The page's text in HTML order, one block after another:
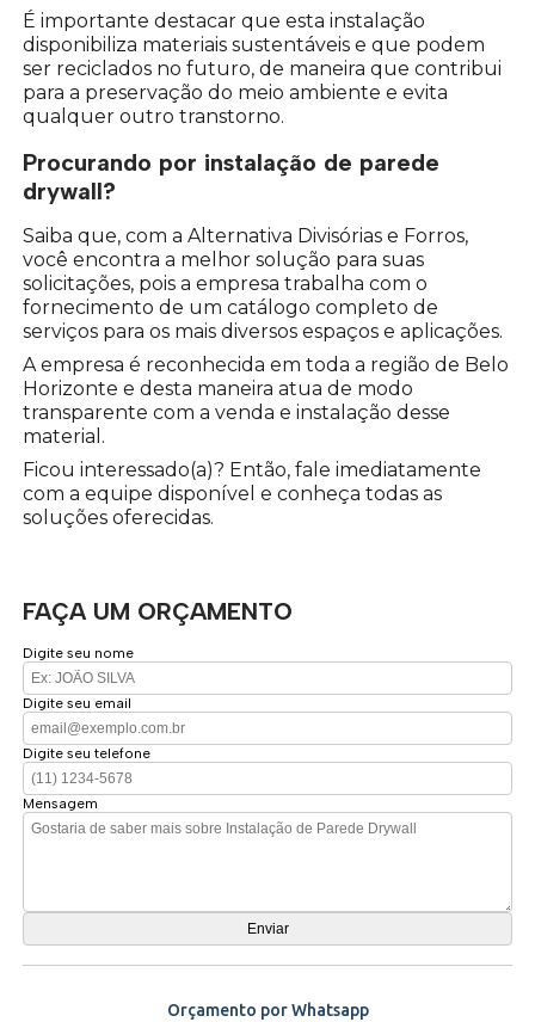
É importante destacar que esta instalação
disponibiliza materiais sustentáveis e que podem
ser reciclados no futuro, de maneira que contribui
para a preservação do meio ambiente e evita
qualquer outro transtorno.
Procurando por instalação de parede
drywall?
Saiba que, com a Alternativa Divisórias e Forros,
você encontra a melhor solução para suas
solicitações, pois a empresa trabalha com o
fornecimento de um catálogo completo de
serviços para os mais diversos espaços e aplicações.
A empresa é reconhecida em toda a região de Belo
Horizonte e desta maneira atua de modo
transparente com a venda e instalação desse
material.
Ficou interessado(a)? Então, fale imediatamente
com a equipe disponível e conheça todas as
soluções oferecidas.
FAÇA UM ORÇAMENTO
Digite seu nome
Digite seu email
Digite seu telefone
Mensagem
Orçamento por Whatsapp